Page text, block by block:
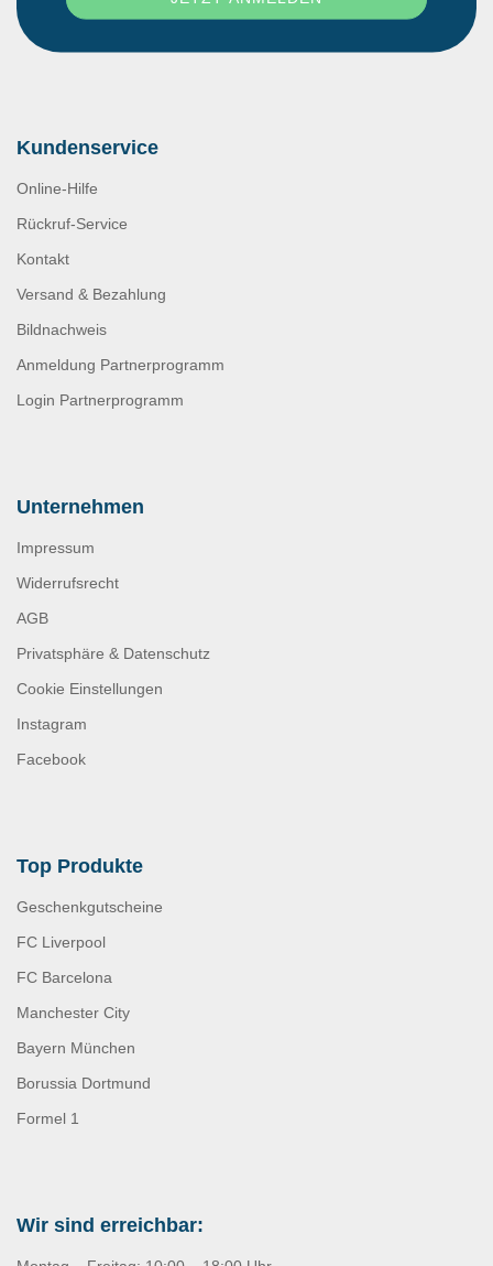
Kundenservice
Online-Hilfe
Rückruf-Service
Kontakt
Versand & Bezahlung
Bildnachweis
Anmeldung Partnerprogramm
Login Partnerprogramm
Unternehmen
Impressum
Widerrufsrecht
AGB
Privatsphäre & Datenschutz
Cookie Einstellungen
Instagram
Facebook
Top Produkte
Geschenkgutscheine
FC Liverpool
FC Barcelona
Manchester City
Bayern München
Borussia Dortmund
Formel 1
Wir sind erreichbar: